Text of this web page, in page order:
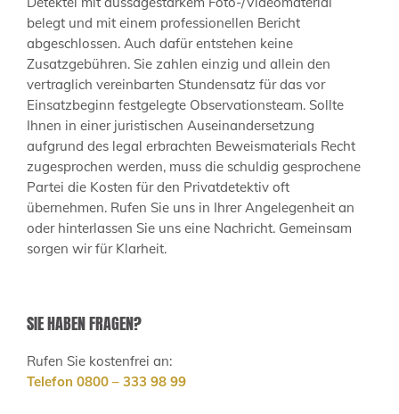
belegt und mit einem professionellen Bericht
abgeschlossen. Auch dafür entstehen keine
Zusatzgebühren. Sie zahlen einzig und allein den
vertraglich vereinbarten Stundensatz für das vor
Einsatzbeginn festgelegte Observationsteam. Sollte
Ihnen in einer juristischen Auseinandersetzung
aufgrund des legal erbrachten Beweismaterials Recht
zugesprochen werden, muss die schuldig gesprochene
Partei die Kosten für den Privatdetektiv oft
übernehmen. Rufen Sie uns in Ihrer Angelegenheit an
oder hinterlassen Sie uns eine Nachricht. Gemeinsam
sorgen wir für Klarheit.
SIE HABEN FRAGEN?
Rufen Sie kostenfrei an:
Telefon 0800 – 333 98 99